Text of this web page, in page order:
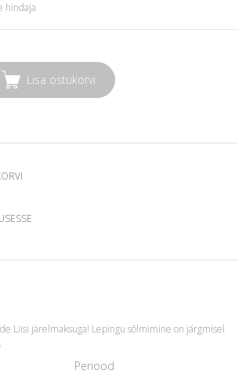
hindaja
Lisa ostukorvi
Liisi järelmaksuga! Lepingu sõlmimine on järgmisel
Periood